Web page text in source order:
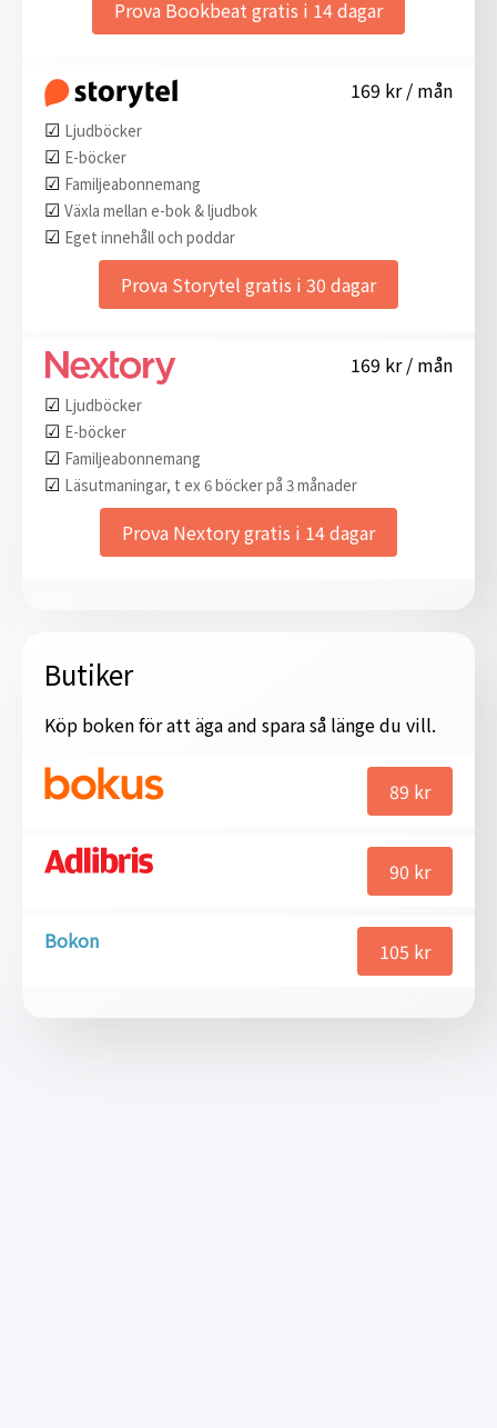
Prova Bookbeat gratis i 14 dagar
169 kr / mån
☑︎ Ljudböcker
☑︎ E-böcker
☑︎ Familjeabonnemang
☑︎ Växla mellan e-bok & ljudbok
☑︎ Eget innehåll och poddar
Prova Storytel gratis i 30 dagar
169 kr / mån
☑︎ Ljudböcker
☑︎ E-böcker
☑︎ Familjeabonnemang
☑︎ Läsutmaningar, t ex 6 böcker på 3 månader
Prova Nextory gratis i 14 dagar
Butiker
Köp boken för att äga and spara så länge du vill.
89 kr
90 kr
Bokon 105 kr